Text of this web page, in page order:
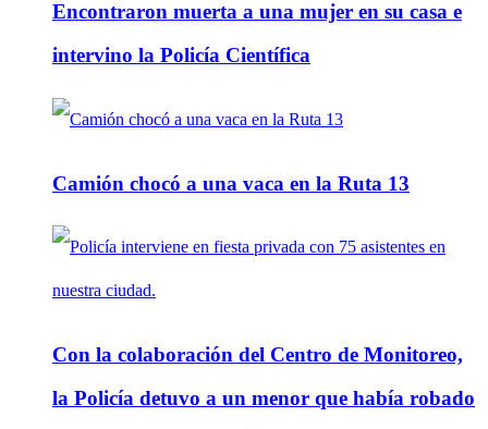
Encontraron muerta a una mujer en su casa e
intervino la Policía Científica
Camión chocó a una vaca en la Ruta 13
Con la colaboración del Centro de Monitoreo,
la Policía detuvo a un menor que había robado